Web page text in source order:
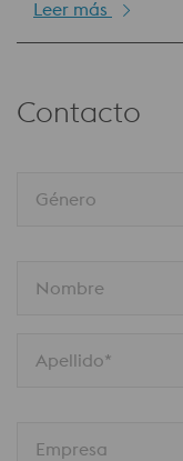
Leer más
Contacto
Género
Nombre
Apellido*
Empresa